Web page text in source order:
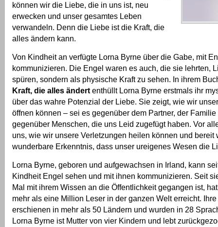
können wir die Liebe, die in uns ist, neu
erwecken und unser gesamtes Leben
verwandeln. Denn die Liebe ist die Kraft, die
alles ändern kann.
Von Kindheit an verfügte Lorna Byrne über die Gabe, mit
kommunizieren. Die Engel waren es auch, die sie lehrten,
spüren, sondern als physische Kraft zu sehen. In ihrem
Kraft, die alles ändert enthüllt Lorna Byrne erstmals ihr
über das wahre Potenzial der Liebe. Sie zeigt, wie wir
öffnen können – sei es gegenüber dem Partner, der
gegenüber Menschen, die uns Leid zugefügt haben. Vor
uns, wie wir unsere Verletzungen heilen können und bereit
wunderbare Erkenntnis, dass unser ureigenes Wesen die
Lorna Byrne, geboren und aufgewachsen in Irland, kann
Kindheit Engel sehen und mit ihnen kommunizieren. Seit
Mal mit ihrem Wissen an die Öffentlichkeit gegangen ist,
mehr als eine Million Leser in der ganzen Welt erreicht.
erschienen in mehr als 50 Ländern und wurden in 28
Lorna Byrne ist Mutter von vier Kindern und lebt